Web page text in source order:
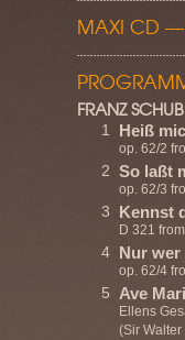
MAXI CD —
FRANZ
1 Heiß
op. 62/2
2 So laßt
op. 62/3
3 Kennst
D 321
4 Nur wer
op. 62/4
5 Ave
Ellens
(Sir Walter